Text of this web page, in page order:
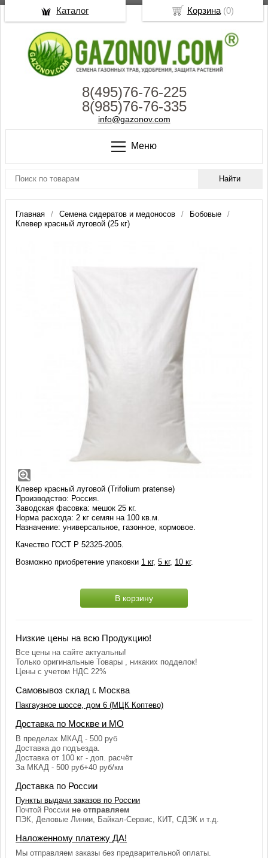
8(495)76-76-225
8(985)76-76-335
info@gazonov.com
Меню
Главная Семена сидератов и медоносов
Бобовые
Клевер красный луговой (25 кг)
Клевер красный луговой (25 кг)
Цветущее многолетнее растение для создания неприхотливых
лужаек на хорошо освещенных, солнечных участках. Медонос,
сидерат.
Клевер красный луговой (Trifolium pratense)
Производство: Россия.
Заводская фасовка: мешок 25 кг.
Норма расхода: 2 кг семян на 100 кв.м.
Назначение: универсальное, газонное, кормовое.
Качество ГОСТ Р 52325-2005.
Возможно приобретение упаковки 1 кг,5 кг, 10 кг.
В корзину
Низкие цены на всю Продукцию!
Все цены на сайте актуальны!
Только оригинальные Товары , никаких подделок!
Цены с учетом НДС 22%
Самовывоз склад г. Москва
Пакгаузное шоссе, дом 6 (МЦК Коптево)
Доставка по Москве и МО
В пределах МКАД - 500 руб
Доставка до подъезда.
Доставка от 100 кг - доп. расчёт
За МКАД - 500 руб+40 руб/км
Доставка по России
Пункты выдачи заказов по России
Почтой России не отправляем
ПЭК, Деловые Линии, Байкал-Сервис, КИТ, СДЭК и т.д.
Наложенному платежу ДА!
Мы отправляем заказы без предварительной оплаты.
Корзина(0)
Каталог